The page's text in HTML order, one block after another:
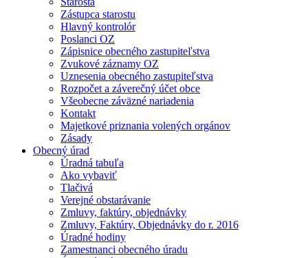
Zástupca starostu
Hlavný kontrolór
Poslanci OZ
Zápisnice obecného zastupiteľstva
Zvukové záznamy OZ
Uznesenia obecného zastupiteľstva
Rozpočet a záverečný účet obce
Všeobecne záväzné nariadenia
Kontakt
Majetkové priznania volených orgánov
Zásady
Obecný úrad
Úradná tabuľa
Ako vybaviť
Tlačivá
Verejné obstarávanie
Zmluvy, faktúry, objednávky
Zmluvy, Faktúry, Objednávky do r. 2016
Úradné hodiny
Zamestnanci obecného úradu